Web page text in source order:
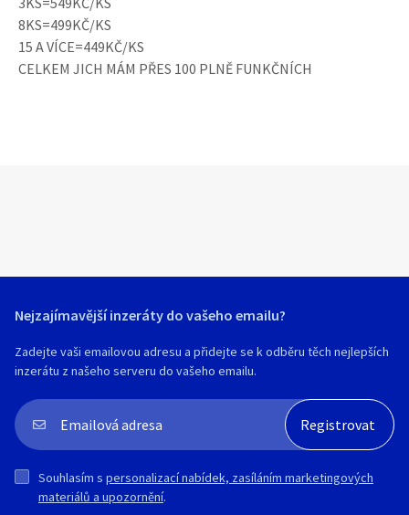
8KS=499KČ/KS
15 A VÍCE=449KČ/KS
CELKEM JICH MÁM PŘES 100 PLNĚ FUNKČNÍCH
Nejzajímavější inzeráty do vašeho emailu?
Zadejte vaši emailovou adresu a přidejte se k odběru těch nejlepších
inzerátu z našeho serveru do vašeho emailu.
Souhlasím s personalizací nabídek, zasíláním marketingových
materiálů a upozornění.